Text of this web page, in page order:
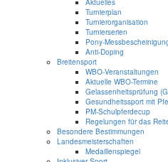
Aktuelles
Turnierplan
Turnierorganisation
Turnierserien
Pony-
Anti-Doping
Breitensport
WBO-Veranstaltungen
Aktuelle WBO-Termine
Gelassenheitsprüfung
Gesundheitssport mit
PM-Schulpferdecup
Regelungen für das
Besondere Bestimmungen
Landesmeisterschaften
Medaillenspiegel